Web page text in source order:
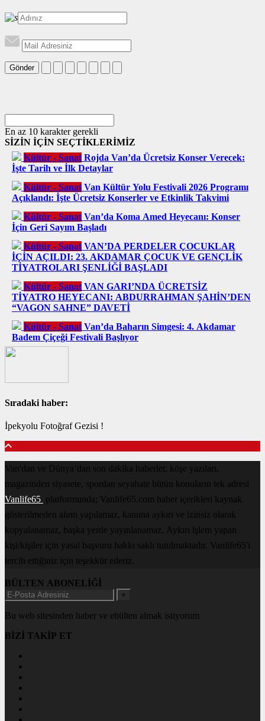
Gönder
En az 10 karakter gerekli
SİZİN İÇİN SEÇTİKLERİMİZ
Kültür - Sanat Rojda Van’da Ücretsiz Konser Verecek:
İşte Tarih ve İlk Detaylar
Kültür - Sanat Van Kültür Yolu Festivali 2026 Programı
Açıklandı: İşte Ücretsiz Konserler ve Etkinlik Takvimi
Kültür - Sanat Van’da Koma Amed Heyecanı: Konser
İçin Geri Sayım Başladı
Kültür - Sanat VAN’DA PERDELER ÇOCUKLAR
İÇİN AÇILDI: 23. AKDAMAR ÇOCUK VE GENÇLİK
TİYATROLARI ŞENLİĞİ BAŞLADI
Kültür - Sanat VAN GARI’NDA ÜCRETSİZ
TİYATRO HEYECANI: ABDURRAHMAN ŞAHİN’DEN
“VAGON SAHNE” DAVETİ
Kültür - Sanat Van’da Baharın Simgesi: 4. Akdamar
Badem Çiçeği Festivali Başlıyor
Sıradaki haber:
İpekyolu Fotoğraf Gezisi !
Van'dan ve Dünya’dan son dakika haberler, köşe yazıları,
magazinden siyasete, spordan seyahate bütün konuların tek adresi
Vanlife65 platformunda; Vanlife65.com haber içerikleri kaynak
gösterilmeden alıntı yapılamaz, kanuna aykırı ve izinsiz olarak
kopyalanamaz, başka yerde yayınlanamaz. Aykırı işlem yapan
kişi/kişiler için yasal başvuru hakkı saklı tutulmaktadır. Vanlife65'i
tercih ettiğiniz için teşekkür ederiz.
BÜLTEN ABONELİĞİ
+
Bu web sitesinden haber ve ebülten almak istiyorum
BİZİ TAKİP ET